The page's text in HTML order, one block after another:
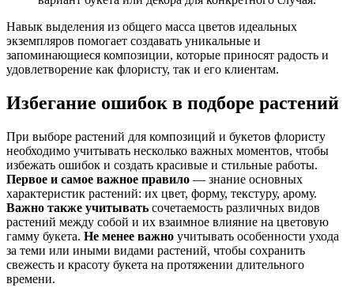
Навык выделения из общего масса цветов идеальных
экземпляров помогает создавать уникальные и
запоминающиеся композиции, которые приносят радость и
удовлетворение как флористу, так и его клиентам.
Избегание ошибок в подборе растений
При выборе растений для композиций и букетов флористу
необходимо учитывать несколько важных моментов, чтобы
избежать ошибок и создать красивые и стильные работы.
Первое и самое важное правило — знание основных
характеристик растений: их цвет, форму, текстуру, арому.
Важно также учитывать сочетаемость различных видов
растений между собой и их взаимное влияние на цветовую
гамму букета. Не менее важно учитывать особенности ухода
за теми или иными видами растений, чтобы сохранить
свежесть и красоту букета на протяжении длительного
времени.